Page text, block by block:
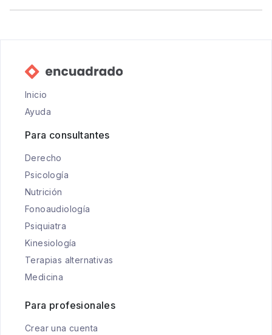
Inicio
Ayuda
Para consultantes
Derecho
Psicología
Nutrición
Fonoaudiología
Psiquiatra
Kinesiología
Terapias alternativas
Medicina
Para profesionales
Crear una cuenta